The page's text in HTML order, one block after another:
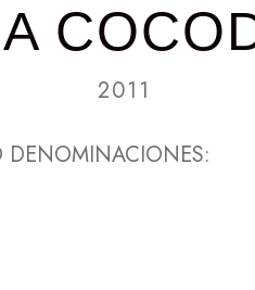
2011
DENOMINACIONES: